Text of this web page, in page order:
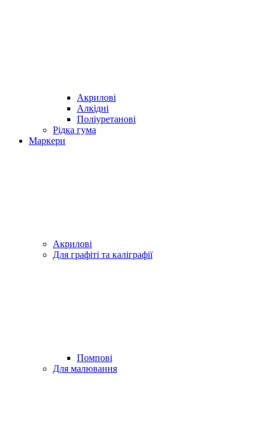
Акрилові
Алкідні
Поліуретанові
Рідка гума
Маркери
Акрилові
Для графіті та каліграфії
Помпові
Для малювання